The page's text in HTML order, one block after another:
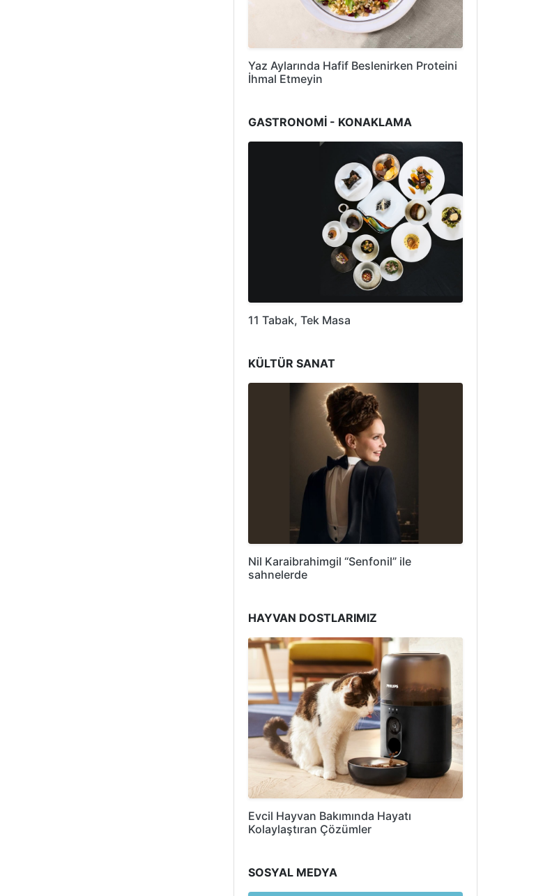
Yaz Aylarında Hafif Beslenirken Proteini
İhmal Etmeyin
GASTRONOMİ - KONAKLAMA
11 Tabak, Tek Masa
KÜLTÜR SANAT
Nil Karaibrahimgil “Senfonil” ile
sahnelerde
HAYVAN DOSTLARIMIZ
Evcil Hayvan Bakımında Hayatı
Kolaylaştıran Çözümler
SOSYAL MEDYA